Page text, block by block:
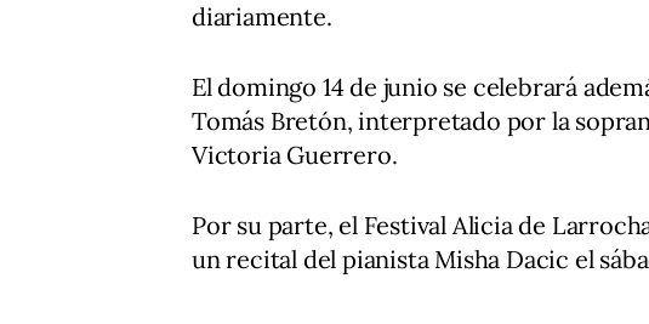
diariamente.
El domingo 14 de junio se celebrará
Tomás Bretón, interpretado por la
Victoria Guerrero.
Por su parte, el Festival Alicia de
un recital del pianista Misha Dacic el